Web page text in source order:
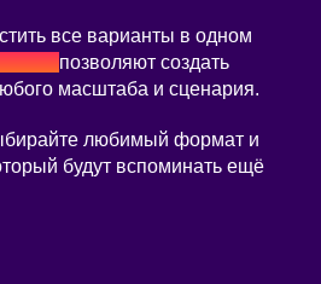
все варианты в одном
позволяют создать
масштаба и сценария.
любимый формат и
будут вспоминать ещё